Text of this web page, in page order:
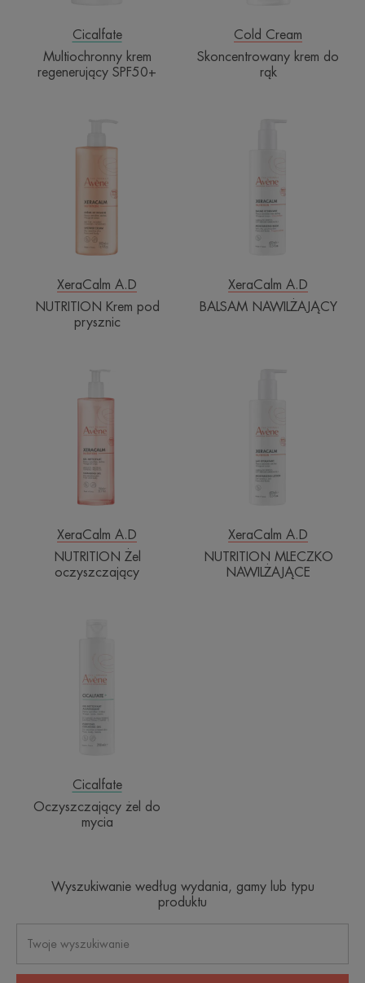
Cicalfate
Multiochronny krem
regenerujący SPF50+
Cold Cream
Skoncentrowany krem do
rąk
pod
XeraCalm A.D
NUTRITION Krem pod
prysznic
XeraCalm A.D
BALSAM NAWILŻAJĄCY
oczyszczający
XeraCalm A.D
NUTRITION Żel
oczyszczający
XeraCalm A.D
NUTRITION MLECZKO
NAWILŻAJĄCE
Cicalfate
Oczyszczający żel do
mycia
Wyszukiwanie według wydania, gamy lub typu
produktu